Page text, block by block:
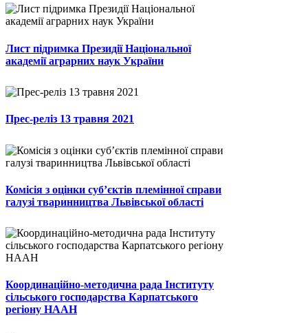
Лист підримка Президії Національної
академії аграрних наук України
Прес-реліз 13 травня 2021
Комісія з оцінки суб’єктів племінної справи
галузі тваринництва Львівської області
Координаційно-методична рада Інституту
сільського господарства Карпатського
регіону НААН